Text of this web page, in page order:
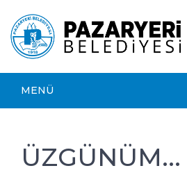
MENÜ
ÜZGÜNÜM...